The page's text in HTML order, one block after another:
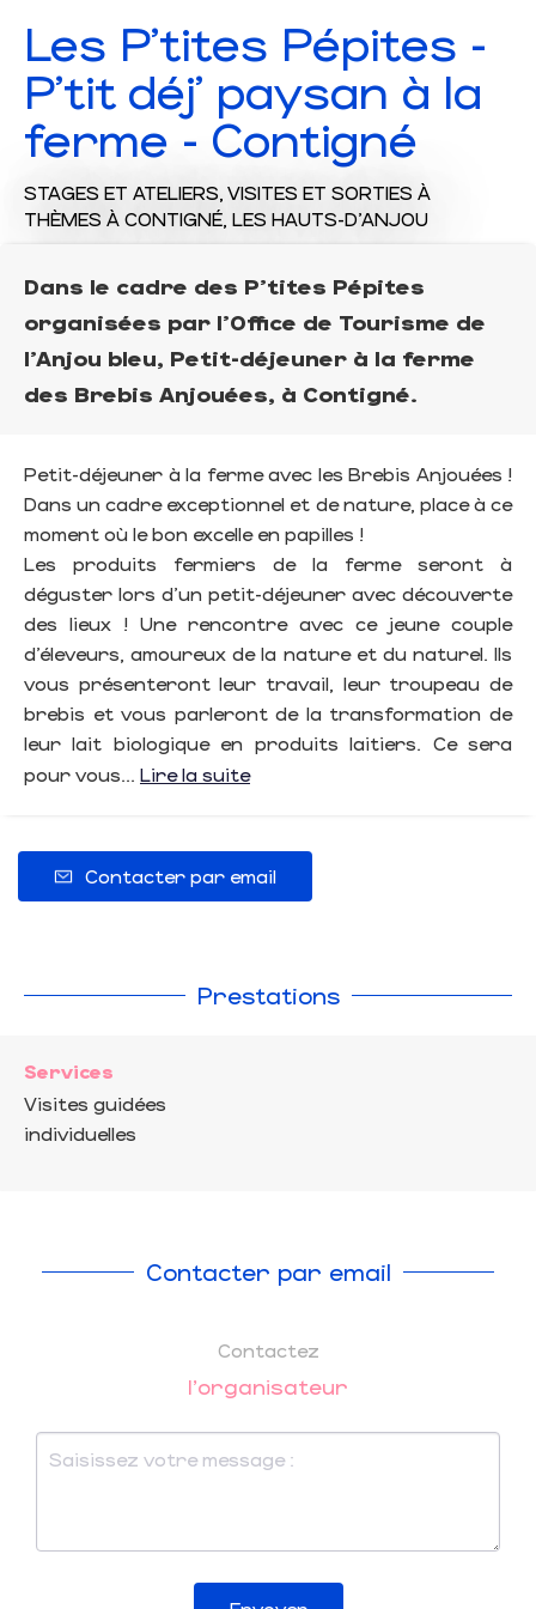
Les P'tites Pépites -
P'tit déj' paysan à la
ferme - Contigné
STAGES ET ATELIERS, VISITES ET SORTIES À
THÈMES À CONTIGNÉ, LES HAUTS-D'ANJOU
Dans le cadre des P'tites Pépites
organisées par l'Office de Tourisme de
l'Anjou bleu, Petit-déjeuner à la ferme
des Brebis Anjouées, à Contigné.
Petit-déjeuner à la ferme avec les Brebis Anjouées !
Dans un cadre exceptionnel et de nature, place à ce
moment où le bon excelle en papilles !
Les produits fermiers de la ferme seront à
déguster lors d’un petit-déjeuner avec découverte
des lieux ! Une rencontre avec ce jeune couple
d’éleveurs, amoureux de la nature et du naturel. Ils
vous présenteront leur travail, leur troupeau de
brebis et vous parleront de la transformation de
leur lait biologique en produits laitiers. Ce sera
pour vous... Lire la suite
Contacter par email
Prestations
Services
Visites guidées
individuelles
Contacter par email
Contactez
l'organisateur